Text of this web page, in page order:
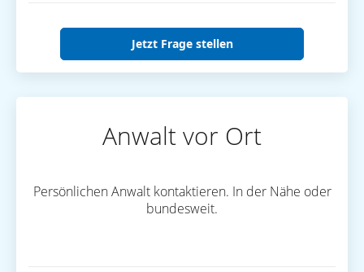
Jetzt Frage stellen
Anwalt vor Ort
Persönlichen Anwalt kontaktieren. In der Nähe oder
bundesweit.